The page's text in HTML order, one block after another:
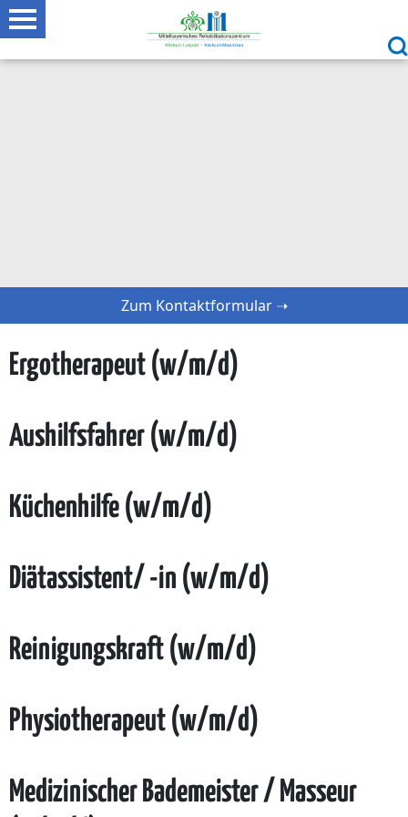
Zum Kontaktformular ➝
Ergotherapeut (w/m/d)
Aushilfsfahrer (w/m/d)
Küchenhilfe (w/m/d)
Diätassistent/ -in (w/m/d)
Reinigungskraft (w/m/d)
Physiotherapeut (w/m/d)
Medizinischer Bademeister / Masseur